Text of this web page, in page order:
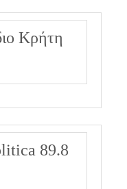
Κρήτη
89.8